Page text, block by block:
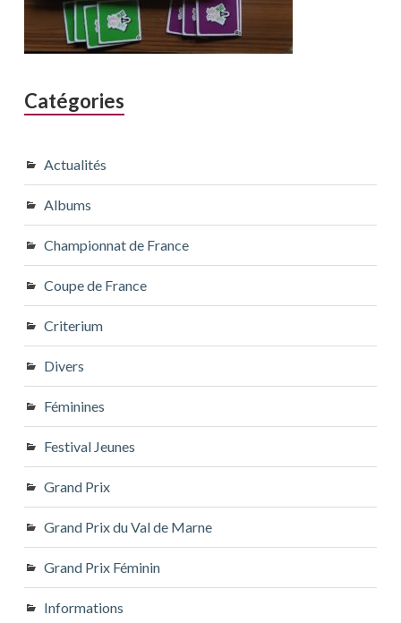
Catégories
Actualités
Albums
Championnat de France
Coupe de France
Criterium
Divers
Féminines
Festival Jeunes
Grand Prix
Grand Prix du Val de Marne
Grand Prix Féminin
Informations